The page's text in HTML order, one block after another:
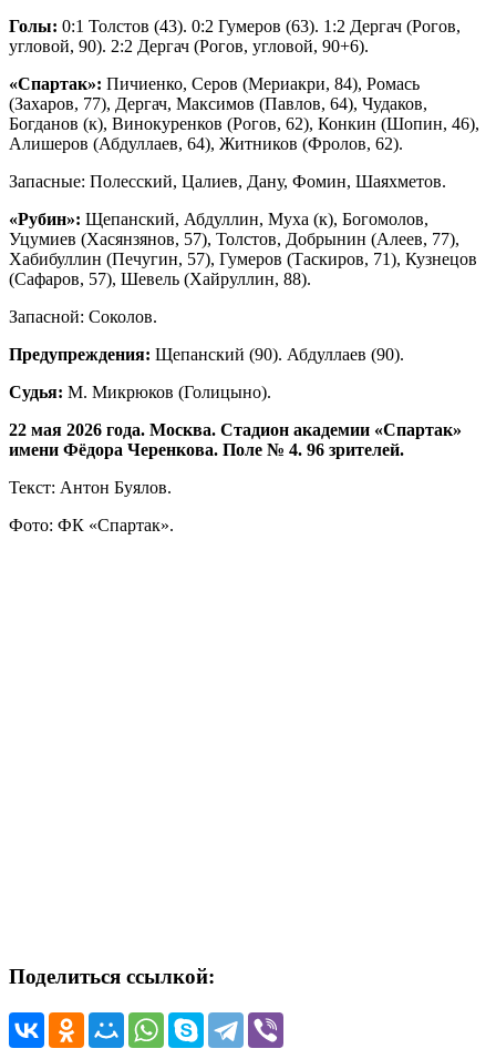
Голы: 0:1 Толстов (43). 0:2 Гумеров (63). 1:2 Дергач (Рогов,
угловой, 90). 2:2 Дергач (Рогов, угловой, 90+6).
«Спартак»: Пичиенко, Серов (Мериакри, 84), Ромась
(Захаров, 77), Дергач, Максимов (Павлов, 64), Чудаков,
Богданов (к), Винокуренков (Рогов, 62), Конкин (Шопин, 46),
Алишеров (Абдуллаев, 64), Житников (Фролов, 62).
Запасные: Полесский, Цалиев, Дану, Фомин, Шаяхметов.
«Рубин»: Щепанский, Абдуллин, Муха (к), Богомолов,
Уцумиев (Хасянзянов, 57), Толстов, Добрынин (Алеев, 77),
Хабибуллин (Печугин, 57), Гумеров (Таскиров, 71), Кузнецов
(Сафаров, 57), Шевель (Хайруллин, 88).
Запасной: Соколов.
Предупреждения: Щепанский (90). Абдуллаев (90).
Судья: М. Микрюков (Голицыно).
22 мая 2026 года. Москва. Стадион академии «Спартак»
имени Фёдора Черенкова. Поле № 4. 96 зрителей.
Текст: Антон Буялов.
Фото: ФК «Спартак».
Поделиться ссылкой: